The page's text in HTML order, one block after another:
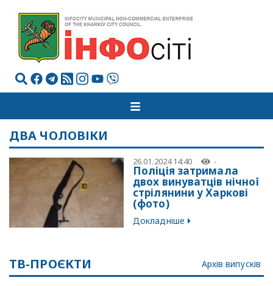
ДВА ЧОЛОВІКИ
26.01.2024 14:40 -
Поліція затримала
двох винуватців нічної
стрілянини у Харкові
(фото)
Докладніше
ТВ-ПРОЄКТИ Архів випусків